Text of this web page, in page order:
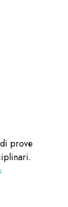
prove